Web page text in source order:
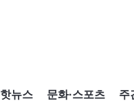
핫뉴스 문화·스포츠 주